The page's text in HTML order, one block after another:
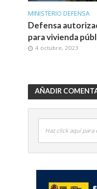
MINISTERIO DEFENSA
Defensa
para vivienda
4 octubre, 2023
AÑADIR
Haz click aquí